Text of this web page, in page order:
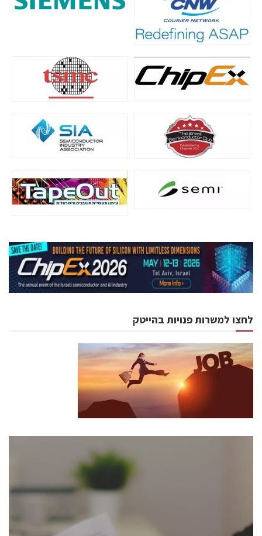
לחצו למשרות פנויות בהייטק
כנסים ואירועים
לכל העוסקים בתעשיית הסמיקונדקטור כולל מהנדסים,